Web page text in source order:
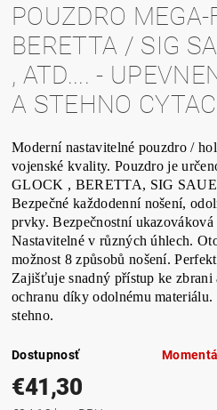
POUZDRO
BERETTA / SIG
, ATD.... -
A STEHNO
Moderní nastavitelné pouzdro /
vojenské kvality. Pouzdro je
GLOCK , BERETTA, SIG
Bezpečné každodenní nošení,
prvky. Bezpečnostní
Nastavitelné v různých úhlech.
možnost 8 způsobů nošení.
Zajišťuje snadný přístup ke
ochranu díky odolnému materiálu.
stehno.
Dostupnosť
€41,30